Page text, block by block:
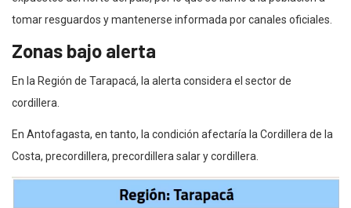
tomar resguardos y mantenerse informada por canales oficiales.
Zonas bajo alerta
En la Región de Tarapacá, la alerta considera el sector de
cordillera.
En Antofagasta, en tanto, la condición afectaría la Cordillera de la
Costa, precordillera, precordillera salar y cordillera.